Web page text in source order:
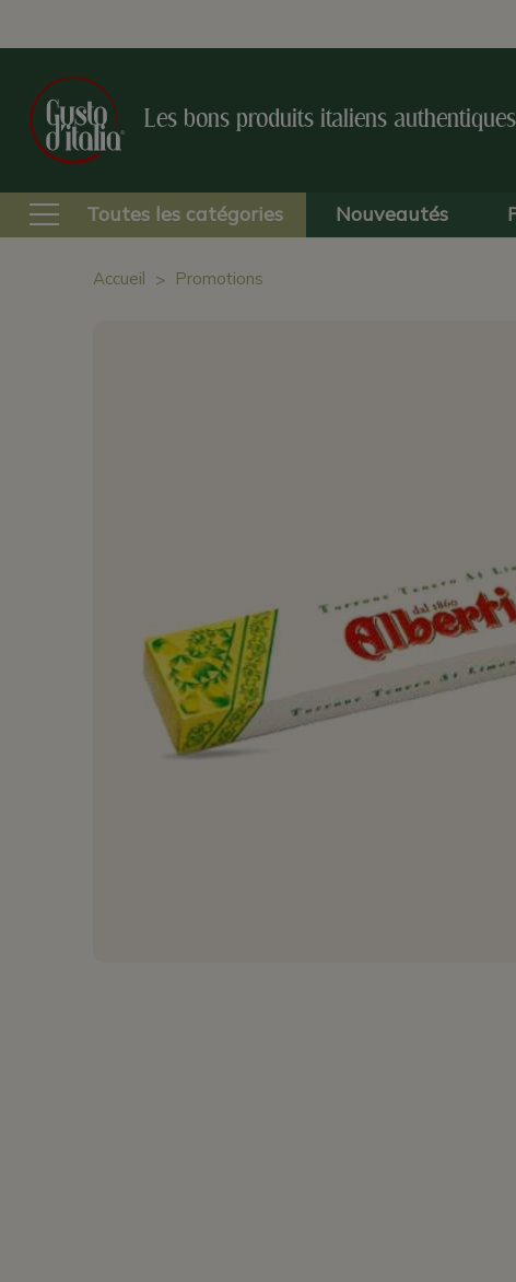
Les bons produits italiens authentiques
Toutes les catégories Nouveautés
Accueil Promotions